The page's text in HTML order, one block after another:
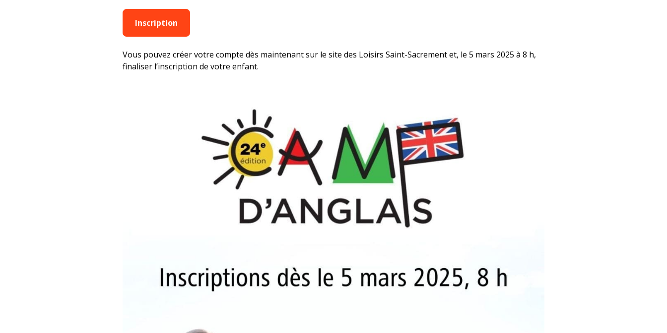
Inscription
Vous pouvez créer votre compte dès maintenant sur le site des Loisirs Saint-Sacrement et, le 5 mars 2025 à 8 h,
finaliser l’inscription de votre enfant.